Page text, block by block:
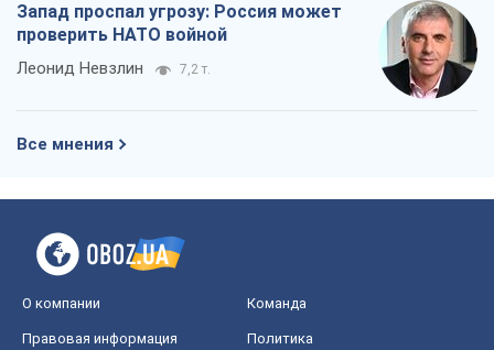
Запад проспал угрозу: Россия может
проверить НАТО войной
Леонид Невзлин 7,2 т.
Все мнения
О компании Команда
Правовая информация
Политика